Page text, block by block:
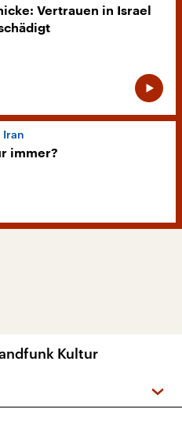
Vertrauen in Israel
Iran
immer?
Kultur